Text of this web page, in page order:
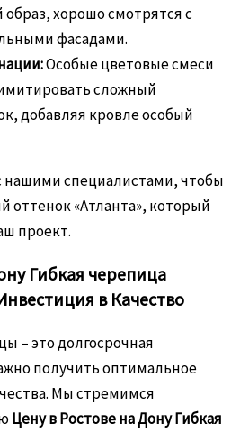
хорошо смотрятся с
фасадами.
Особые цветовые смеси
сложный
добавляя кровле особый
нашими специалистами, чтобы
оттенок «Атланта», который
проект.
Гибкая черепица
в Качество
– это долгосрочная
получить оптимальное
Мы стремимся
Цену в Ростове на Дону Гибкая